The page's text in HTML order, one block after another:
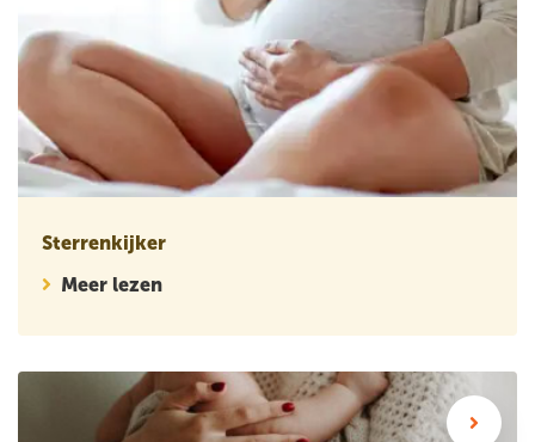
Sterrenkijker
Meer lezen
Wetenschappelijk artikel: Hoe vaak gebruiken vrouwen